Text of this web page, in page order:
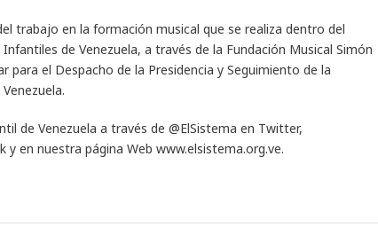
trabajo en la formación musical que se realiza dentro del
de Venezuela, a través de la Fundación Musical Simón
el Despacho de la Presidencia y Seguimiento de la
de Venezuela a través de @ElSistema en Twitter,
y en nuestra página Web www.elsistema.org.ve.